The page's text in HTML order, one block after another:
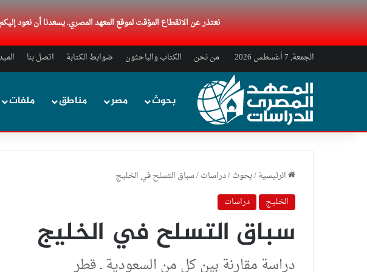
نعتذر عن الانقطاع المؤقت لموقع المعهد المصري. يسعدنا أن نعود
الجمعة, 7 أغسطس 2026 من نحن الكتاب والباحثون ضوابط الكتابة اتصل بنا
بحوث مصر مناطق ملفات
الرئيسية/بحوث/دراسات/سباق التسلح في الخليج
الخليج
دراسات
سباق التسلح في الخليج
دراسة مقارنة بين كل من السعودية ـ قطر